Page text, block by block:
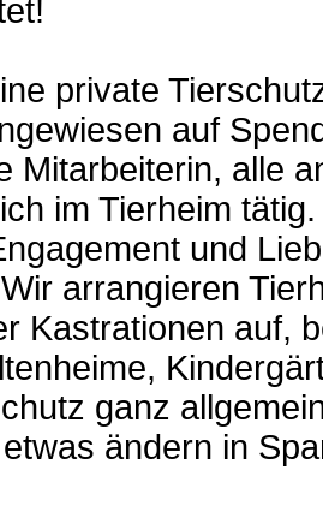
private
auf
Mitarbeiterin, alle
im Tierheim
und
arrangieren
Kastrationen auf,
ganz
ändern in